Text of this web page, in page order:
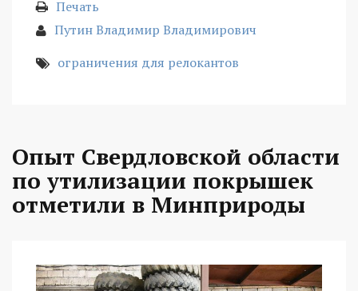
Печать
Путин Владимир Владимирович
ограничения для релокантов
Опыт Свердловской области
по утилизации покрышек
отметили в Минприроды